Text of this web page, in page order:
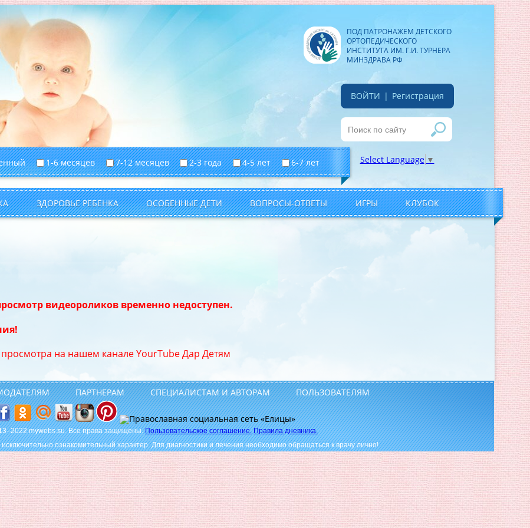
ПОД ПАТРОНАЖЕМ ДЕТСКОГО
ОРТОПЕДИЧЕСКОГО
ИНСТИТУТА ИМ. Г.И. ТУРНЕРА
МИНЗДРАВА РФ
ВОЙТИ | Регистрация
Select Language ▼
1-6 месяцев 7-12 месяцев 2-3 года 4-5 лет 6-7 лет
ЗДОРОВЬЕ РЕБЕНКА ОСОБЕННЫЕ ДЕТИ ВОПРОСЫ-ОТВЕТЫ ИГРЫ КЛУБОК
видеороликов временно недоступен.
на нашем канале YourTube Дар Детям
ПАРТНЕРАМ СПЕЦИАЛИСТАМ И АВТОРАМ ПОЛЬЗОВАТЕЛЯМ
mywebs.su. Все права защищены.Пользовательское соглашение. Правила дневника.
ознакомительный характер. Для диагностики и лечения необходимо обращаться к врачу лично!